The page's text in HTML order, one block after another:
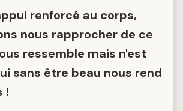
renforcé au corps,
nous rapprocher de ce
ressemble mais n'est
sans être beau nous rend
!